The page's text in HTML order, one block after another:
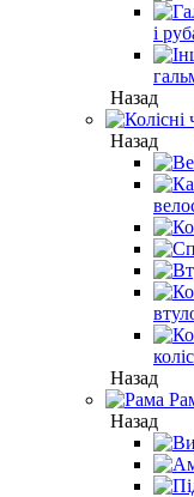
і
Назад
Назад
коліс
Назад
Назад